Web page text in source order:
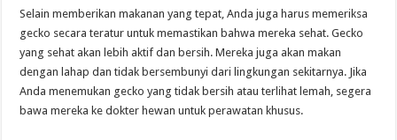
Selain memberikan makanan yang tepat, Anda juga harus memeriksa
gecko secara teratur untuk memastikan bahwa mereka sehat. Gecko
yang sehat akan lebih aktif dan bersih. Mereka juga akan makan
dengan lahap dan tidak bersembunyi dari lingkungan sekitarnya. Jika
Anda menemukan gecko yang tidak bersih atau terlihat lemah, segera
bawa mereka ke dokter hewan untuk perawatan khusus.